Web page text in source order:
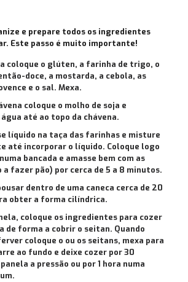
e prepare todos os ingredientes
Este passo é muito importante!
coloque o glúten, a farinha de trigo, o
doce, a mostarda, a cebola, as
e o sal. Mexa.
coloque o molho de soja e
até ao topo da chávena.
líquido na taça das farinhas e misture
até incorporar o líquido. Coloque logo
bancada e amasse bem com as
a fazer pão) por cerca de 5 a 8 minutos.
dentro de uma caneca cerca de 20
obter a forma cilíndrica.
coloque os ingredientes para cozer
de forma a cobrir o seitan. Quando
coloque o ou os seitans, mexa para
ao fundo e deixe cozer por 30
a pressão ou por 1 hora numa